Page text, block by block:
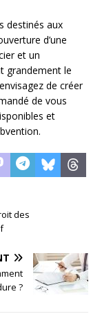
destinés aux
d’une
et un
grandement le
de créer
de vous
et
des
?